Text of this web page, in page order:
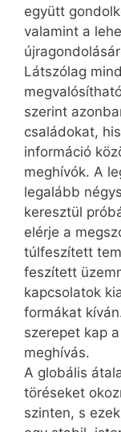
együtt
valamint a
Látszólag
szerint
családokat,
információ
meghívók. A
legalább
keresztül
elérje a
túlfeszített
feszített
kapcsolatok
formákat
szerepet kap
meghívás.
A globális
töréseket
szinten, s